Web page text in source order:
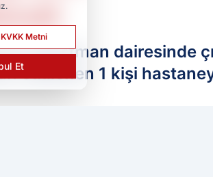
bir apartman dairesinde
etkilenen 1 kişi
KVKK Metni
Et